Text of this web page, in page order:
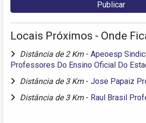
Locais Próximos - Onde
Distância de 2 Km - Apeoesp
Professores Do Ensino Oficial Do
Distância de 3 Km - Jose Papaiz
Distância de 3 Km - Raul Brasil